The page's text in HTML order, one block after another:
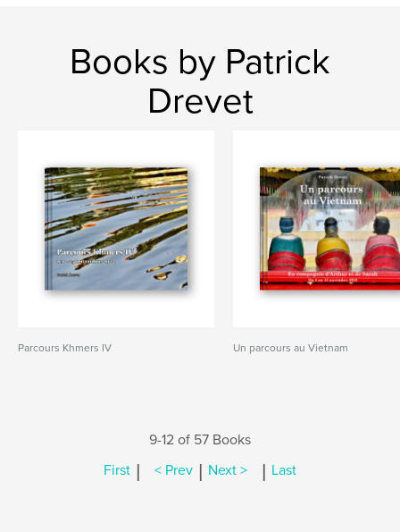
Books by Patrick
Drevet
Parcours Khmers IV Un parcours au Vietnam
9-12 of 57 Books
First | < Prev | Next > | Last